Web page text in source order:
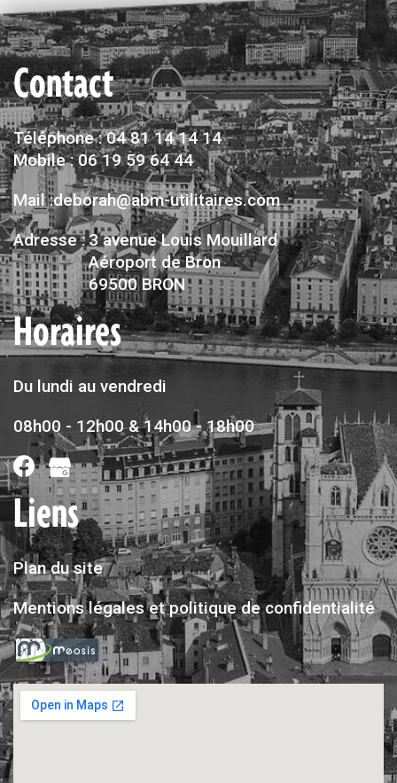
Contact
Téléphone : 04 81 14 14 14
Mobile : 06 19 59 64 44
Mail :deborah@abm-utilitaires.com
Adresse :3 avenue Louis Mouillard
Aéroport de Bron
69500 BRON
Horaires
Du lundi au vendredi
08h00 - 12h00 & 14h00 - 18h00
Liens
Plan du site
Mentions légales et politique de confidentialité